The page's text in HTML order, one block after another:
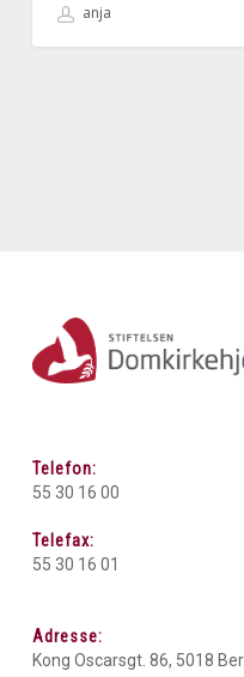
anja
Telefon:
55 30 16 00
Telefax:
55 30 16 01
Adresse:
Kong Oscarsgt. 86, 5018